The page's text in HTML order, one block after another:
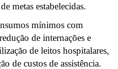
metas estabelecidas.
mínimos com
de internações e
de leitos hospitalares,
de custos de assistência.